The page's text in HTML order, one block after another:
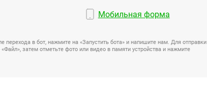
Мобильная форма
перехода в бот, нажмите на «Запустить бота» и напишите нам. Для отправки
затем отметьте фото или видео в памяти устройства и нажмите